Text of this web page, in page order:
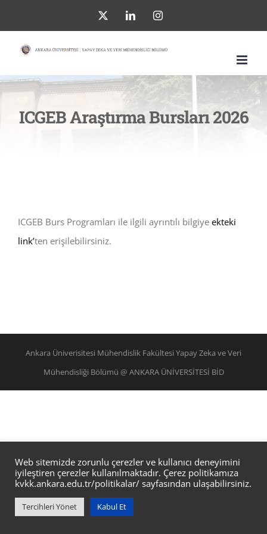
to
content
LinkedInInstagram
ICGEB Araştırma Bursları 2026
ICGEB Burs Programları ile ilgili ayrıntılı bilgiye ekteki
link’ten erişilebilirsiniz.
Ankara Üniverisitesi Mühendislik Fakültesi Yapay Zeka ve Veri
Mühendisliği Bölümü @ ANKARA ÜNİVERSİTESİ BİD
Web sitemizde zorunlu çerezler ve kullanıcı deneyimini
iyileştiren çerezler kullanılmaktadır. Çerez politikamıza
kvkk.ankara.edu.tr/politikalar/ sayfasından ulaşabilirsiniz.
Tercihleri Yönet Kabul Et